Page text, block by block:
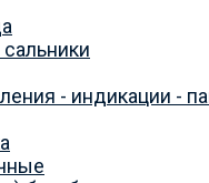
- индикации -